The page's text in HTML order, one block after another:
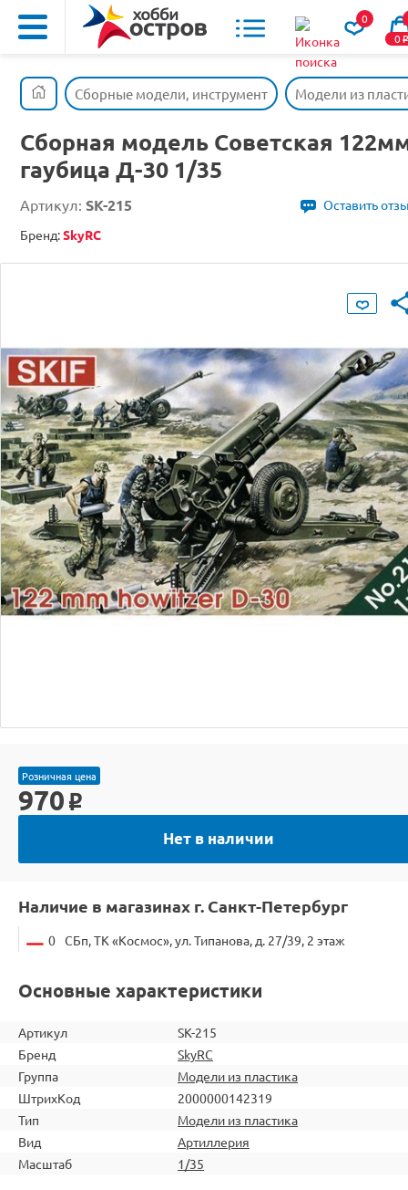
0
0o
Сборные модели, инструмент Модели из
Сборная модель Советская
гаубица Д-30 1/35
Артикул: SK-215
Оставить
Бренд:SkyRC
Розничная цена
970 o
Нет в наличии
Наличие в магазинах г. Санкт-Петербург
0 СБп, ТК «Космос», ул. Типанова, д. 27/39, 2 этаж
Основные характеристики
Артикул
SK-215
Бренд
SkyRC
Группа
Модели из пластика
ШтрихКод
2000000142319
Тип
Модели из пластика
Вид
Артиллерия
Масштаб
1/35